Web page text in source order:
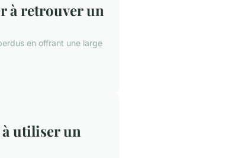
à retrouver un
en offrant une large
utiliser un